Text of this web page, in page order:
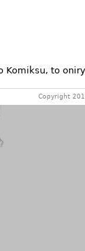
Komiksu, to
Copyright